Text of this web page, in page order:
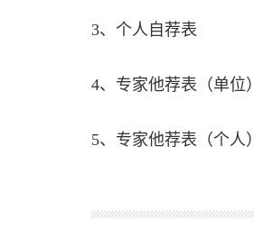
3、 个人自荐表
4、 专家他荐表（单位）
5、 专家他荐表（个人）